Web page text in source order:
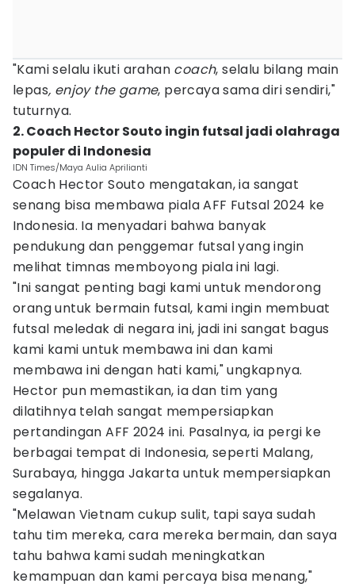
"Kami selalu ikuti arahan coach, selalu bilang main
lepas, enjoy the game, percaya sama diri sendiri,"
tuturnya.
2. Coach Hector Souto ingin futsal jadi olahraga
populer di Indonesia
IDN Times/Maya Aulia Aprilianti
Coach Hector Souto mengatakan, ia sangat
senang bisa membawa piala AFF Futsal 2024 ke
Indonesia. Ia menyadari bahwa banyak
pendukung dan penggemar futsal yang ingin
melihat timnas memboyong piala ini lagi.
"Ini sangat penting bagi kami untuk mendorong
orang untuk bermain futsal, kami ingin membuat
futsal meledak di negara ini, jadi ini sangat bagus
kami kami untuk membawa ini dan kami
membawa ini dengan hati kami," ungkapnya.
Hector pun memastikan, ia dan tim yang
dilatihnya telah sangat mempersiapkan
pertandingan AFF 2024 ini. Pasalnya, ia pergi ke
berbagai tempat di Indonesia, seperti Malang,
Surabaya, hingga Jakarta untuk mempersiapkan
segalanya.
"Melawan Vietnam cukup sulit, tapi saya sudah
tahu tim mereka, cara mereka bermain, dan saya
tahu bahwa kami sudah meningkatkan
kemampuan dan kami percaya bisa menang,"